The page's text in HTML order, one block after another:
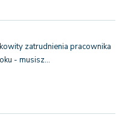
zatrudnienia pracownika
- musisz…